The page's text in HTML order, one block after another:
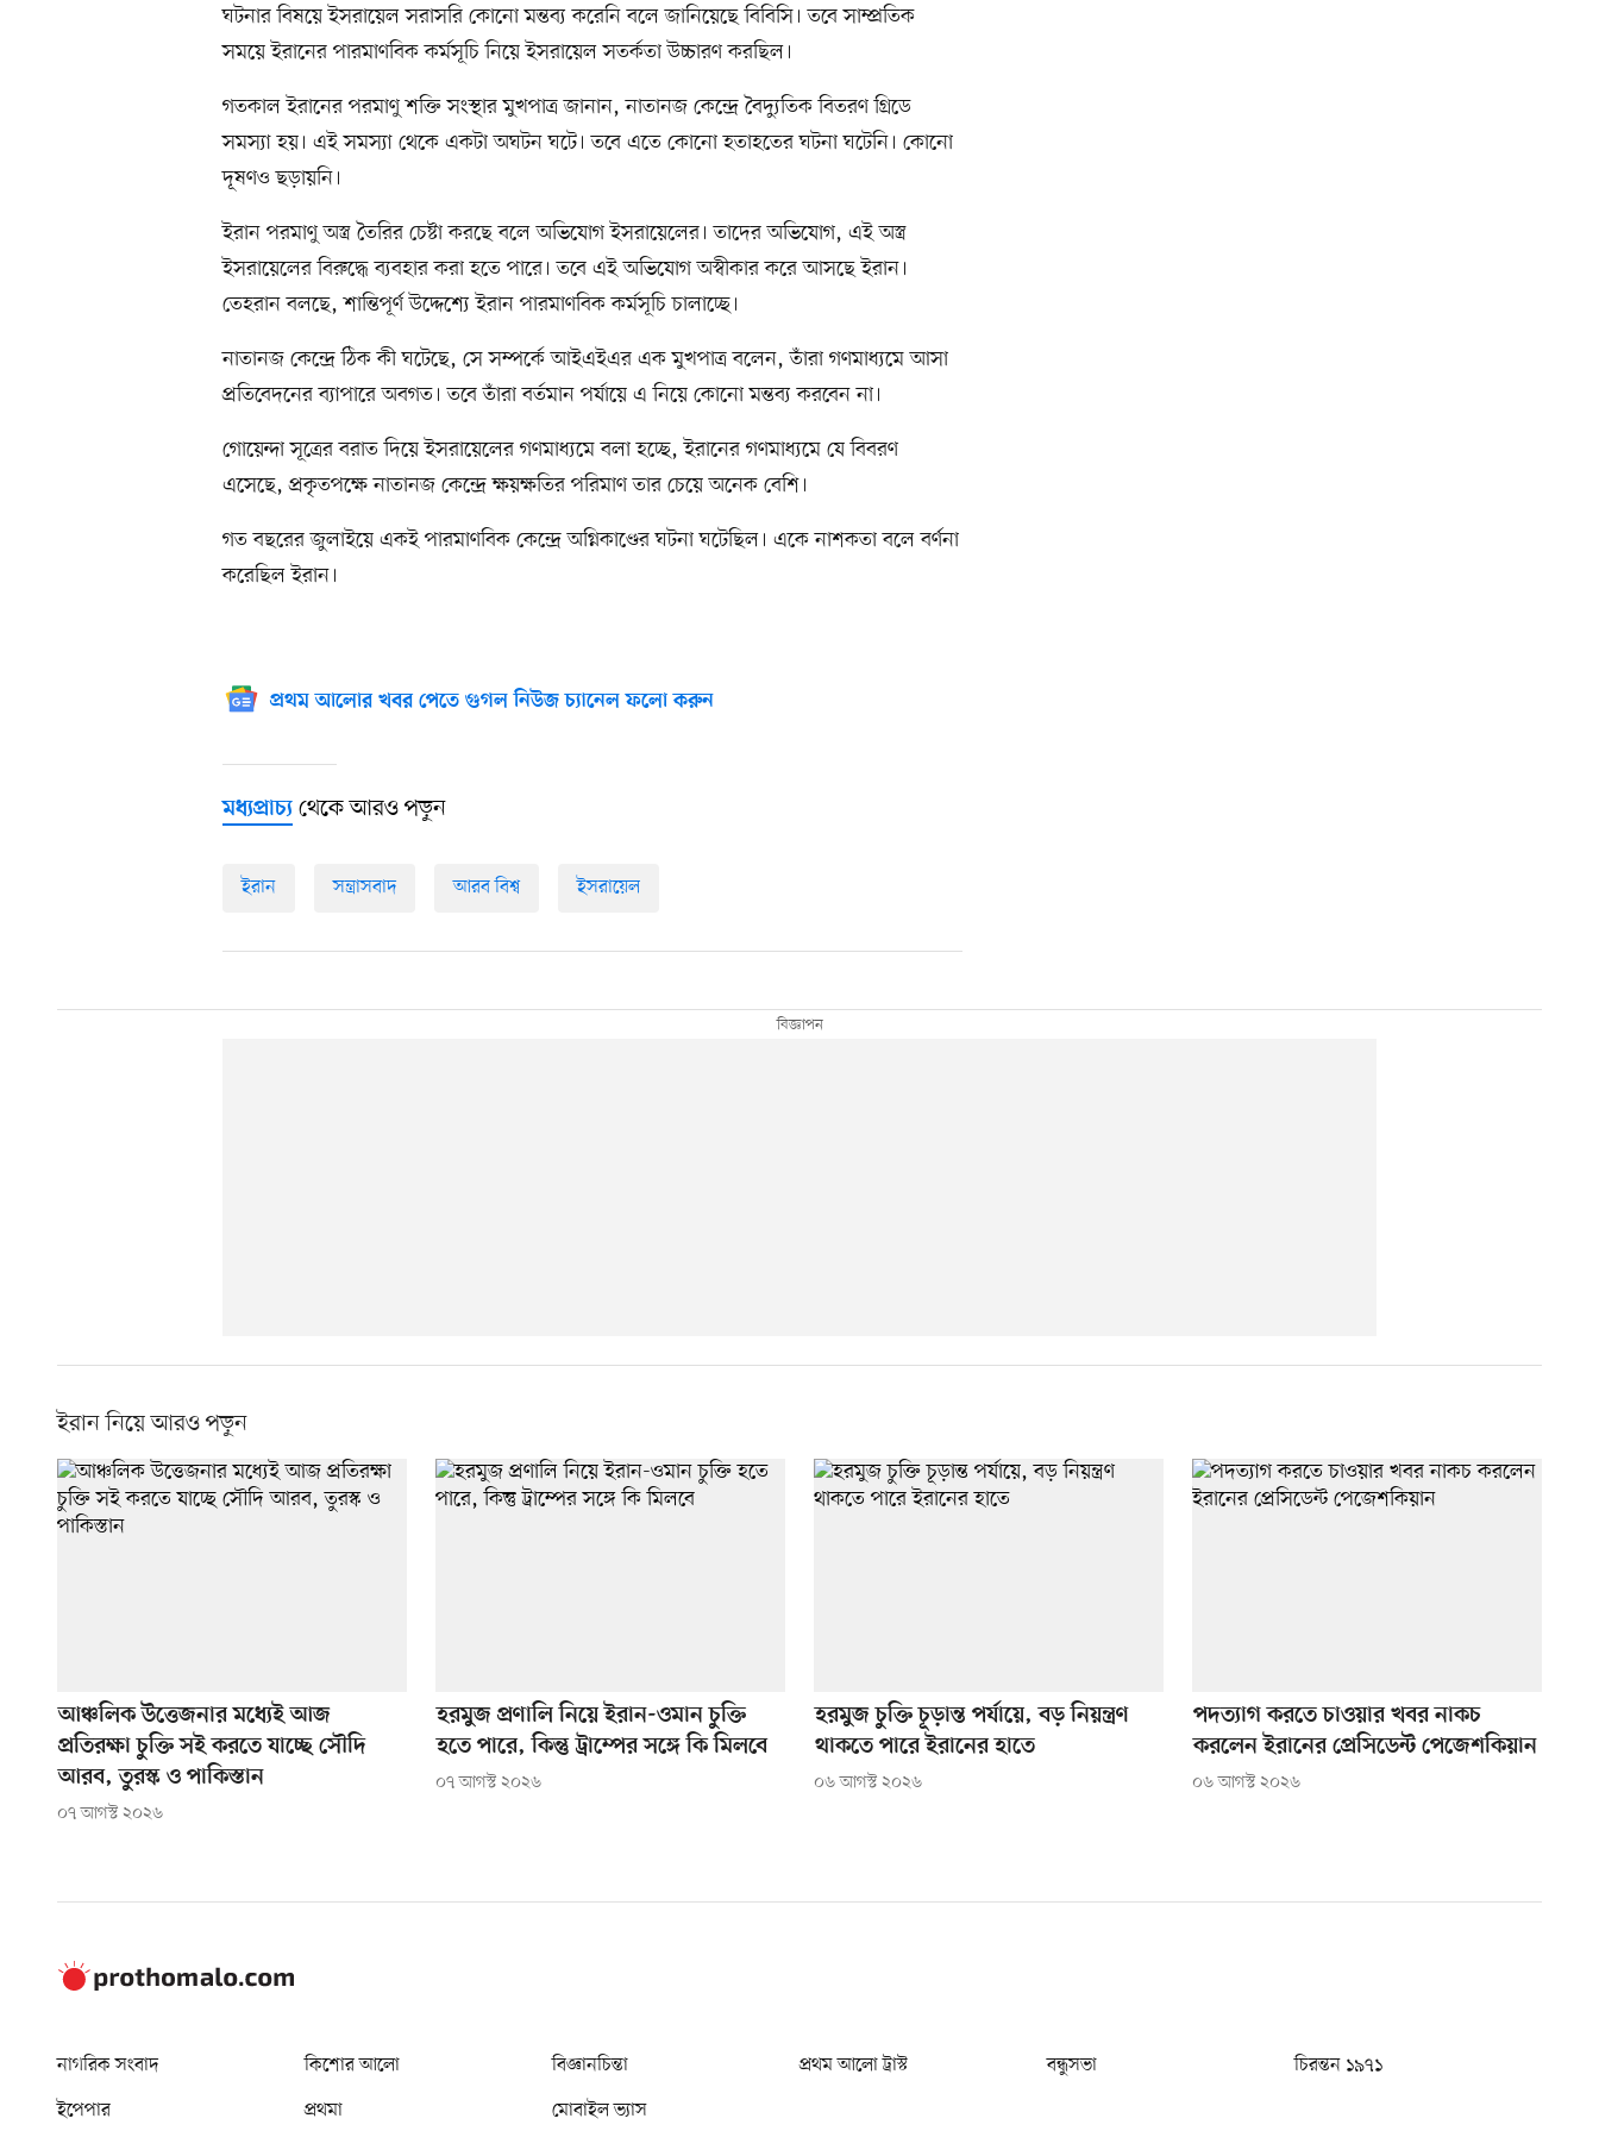
ঘটনার বিষয়ে ইসরায়েল সরাসরি কোনো মন্তব্য করেনি বলে জানিয়েছে বিবিসি। তবে সাম্প্রতিক
সময়ে ইরানের পারমাণবিক কর্মসূচি নিয়ে ইসরায়েল সতর্কতা উচ্চারণ করছিল।
গতকাল ইরানের পরমাণু শক্তি সংস্থার মুখপাত্র জানান, নাতানজ কেন্দ্রে বৈদ্যুতিক বিতরণ গ্রিডে
সমস্যা হয়। এই সমস্যা থেকে একটা অঘটন ঘটে। তবে এতে কোনো হতাহতের ঘটনা ঘটেনি। কোনো
দূষণও ছড়ায়নি।
ইরান পরমাণু অস্ত্র তৈরির চেষ্টা করছে বলে অভিযোগ ইসরায়েলের। তাদের অভিযোগ, এই অস্ত্র
ইসরায়েলের বিরুদ্ধে ব্যবহার করা হতে পারে। তবে এই অভিযোগ অস্বীকার করে আসছে ইরান।
তেহরান বলছে, শান্তিপূর্ণ উদ্দেশ্যে ইরান পারমাণবিক কর্মসূচি চালাচ্ছে।
নাতানজ কেন্দ্রে ঠিক কী ঘটেছে, সে সম্পর্কে আইএইএর এক মুখপাত্র বলেন, তাঁরা গণমাধ্যমে আসা
প্রতিবেদনের ব্যাপারে অবগত। তবে তাঁরা বর্তমান পর্যায়ে এ নিয়ে কোনো মন্তব্য করবেন না।
গোয়েন্দা সূত্রের বরাত দিয়ে ইসরায়েলের গণমাধ্যমে বলা হচ্ছে, ইরানের গণমাধ্যমে যে বিবরণ
এসেছে, প্রকৃতপক্ষে নাতানজ কেন্দ্রে ক্ষয়ক্ষতির পরিমাণ তার চেয়ে অনেক বেশি।
গত বছরের জুলাইয়ে একই পারমাণবিক কেন্দ্রে অগ্নিকাণ্ডের ঘটনা ঘটেছিল। একে নাশকতা বলে বর্ণনা
করেছিল ইরান।
প্রথম আলোর খবর পেতে গুগল নিউজ চ্যানেল ফলো করুন
মধ্যপ্রাচ্য থেকে আরও পড়ুন
ইরান সন্ত্রাসবাদ আরব বিশ্ব ইসরায়েল
ইরান নিয়ে আরও পড়ুন
আঞ্চলিক উত্তেজনার মধ্যেই আজ
প্রতিরক্ষা চুক্তি সই করতে যাচ্ছে সৌদি
আরব, তুরস্ক ও পাকিস্তান
০৭ আগস্ট ২০২৬
হরমুজ প্রণালি নিয়ে ইরান-ওমান চুক্তি
হতে পারে, কিন্তু ট্রাম্পের সঙ্গে কি মিলবে
০৭ আগস্ট ২০২৬
হরমুজ চুক্তি চূড়ান্ত পর্যায়ে, বড় নিয়ন্ত্রণ
থাকতে পারে ইরানের হাতে
০৬ আগস্ট ২০২৬
পদত্যাগ করতে চাওয়ার খবর নাকচ
করলেন ইরানের প্রেসিডেন্ট পেজেশকিয়ান
০৬ আগস্ট ২০২৬
নাগরিক সংবাদ কিশোর আলো বিজ্ঞানচিন্তা প্রথম আলো ট্রাস্ট বন্ধুসভা
চিরন্তন ১৯৭১
ইপেপার
প্রথমা মোবাইল ভ্যাস